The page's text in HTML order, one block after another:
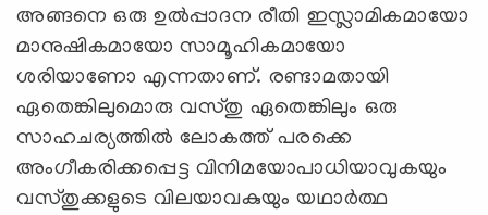
അങ്ങനെ ഒരു ഉല്‍പ്പാദന രീതി ഇസ്ലാമികമായോ
മാനുഷികമായോ സാമൂഹികമായോ
ശരിയാണോ എന്നതാണ്. രണ്ടാമതായി
ഏതെങ്കിലുമൊരു വസ്തു ഏതെങ്കിലും ഒരു
സാഹചര്യത്തില്‍ ലോകത്ത് പരക്കെ
അംഗീകരിക്കപ്പെട്ട വിനിമയോപാധിയാവുകയും
വസ്തുക്കളുടെ വിലയാവകുയും യഥാർത്ഥ